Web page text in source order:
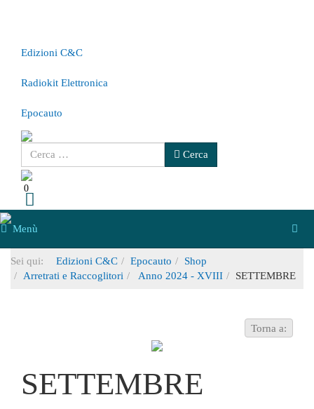
Edizioni C&C
Radiokit Elettronica
Epocauto
Cerca Cerca
0
Menù
Sei qui: Edizioni C&C Epocauto
Shop
Arretrati e Raccoglitori
Anno 2024 - XVIII SETTEMBRE
Torna a:
SETTEMBRE